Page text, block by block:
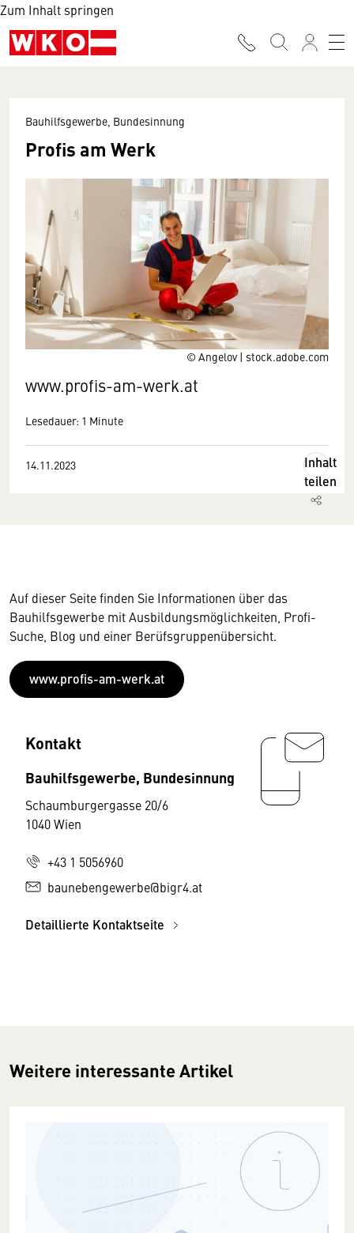
Zum Inhalt springen
© Angelov | stock.adobe.com
Bauhilfsgewerbe, Bundesinnung
Profis am Werk
www.profis-am-werk.at
Lesedauer: 1 Minute
14.11.2023
Inhalt
teilen
Auf dieser Seite finden Sie Informationen über das
Bauhilfsgewerbe mit Ausbildungsmöglichkeiten, Profi-
Suche, Blog und einer Berüfsgruppenübersicht.
www.profis-am-werk.at
Kontakt
Bauhilfsgewerbe, Bundesinnung
Schaumburgergasse 20/6
1040 Wien
+43 1 5056960
baunebengewerbe@bigr4.at
Detaillierte Kontaktseite
Weitere interessante Artikel